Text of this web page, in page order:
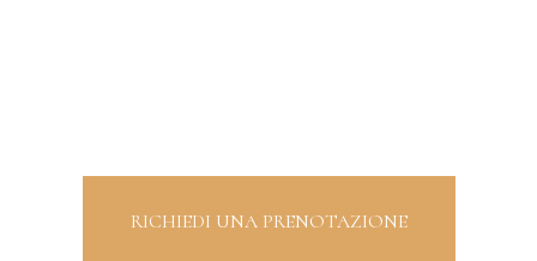
RICHIEDI UNA PRENOTAZIONE